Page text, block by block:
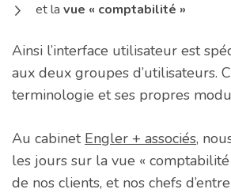
et la vue « comptabilité »
Ainsi l’interface utilisateur est
aux deux groupes d’utilisateurs.
terminologie et ses propres
Au cabinet Engler + associés,
les jours sur la vue «
de nos clients, et nos chefs